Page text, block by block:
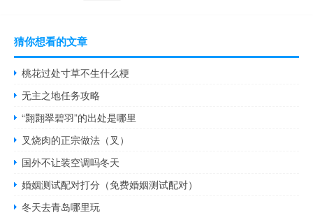
猜你想看的文章
桃花过处寸草不生什么梗
无主之地任务攻略
“翾翾翠碧羽”的出处是哪里
叉烧肉的正宗做法（叉）
国外不让装空调吗冬天
婚姻测试配对打分（免费婚姻测试配对）
冬天去青岛哪里玩